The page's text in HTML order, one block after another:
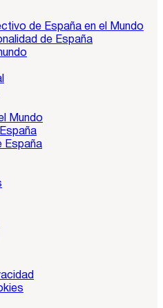
de España en el Mundo
de España
Mundo
España